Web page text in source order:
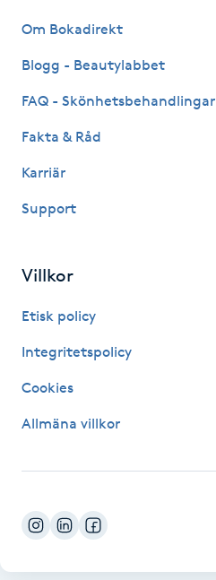
Hälsprickor
Idrottsmassage
IPL hårborttagning
Om Bokadirekt
Blogg - Beautylabbet
FAQ - Skönhetsbehandlingar
Fakta & Råd
Karriär
Support
Villkor
Etisk policy
Integritetspolicy
Cookies
Allmäna villkor